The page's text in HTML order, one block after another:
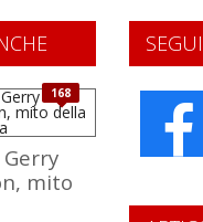
168
mito